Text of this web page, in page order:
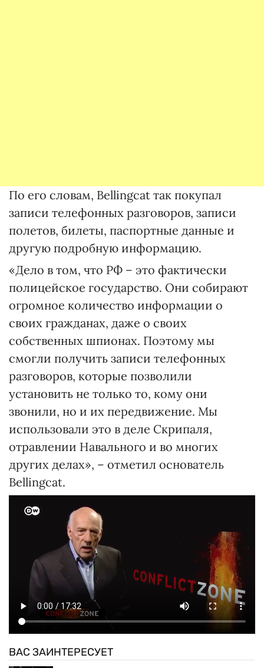
По его словам, Bellingcat так покупал
записи телефонных разговоров, записи
полетов, билеты, паспортные данные и
другую подробную информацию.
«Дело в том, что РФ – это фактически
полицейское государство. Они собирают
огромное количество информации о
своих гражданах, даже о своих
собственных шпионах. Поэтому мы
смогли получить записи телефонных
разговоров, которые позволили
установить не только то, кому они
звонили, но и их передвижение. Мы
использовали это в деле Скрипаля,
отравлении Навального и во многих
других делах», – отметил основатель
Bellingcat.
ВАС ЗАИНТЕРЕСУЕТ